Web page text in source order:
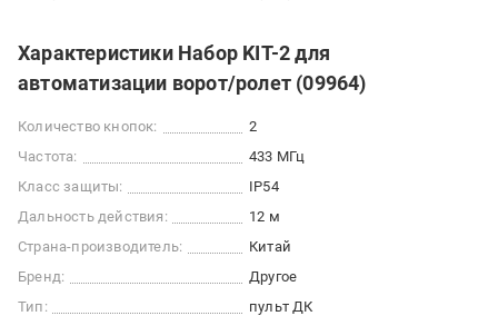
Характеристики Набор KIT-2 для
автоматизации ворот/ролет (09964)
Количество кнопок:
2
Частота:
433 МГц
Класс защиты:
IP54
Дальность действия:
12 м
Страна-производитель:
Китай
Бренд:
Другое
Тип:
пульт ДК